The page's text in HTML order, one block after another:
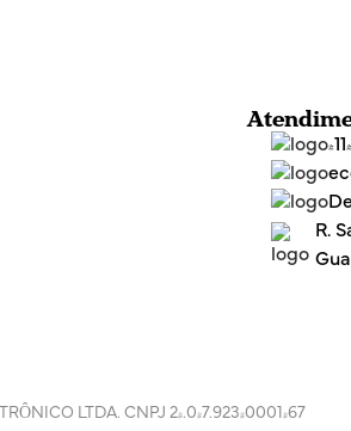
R.
LTDA. CNPJ 24.047.923/0001-67